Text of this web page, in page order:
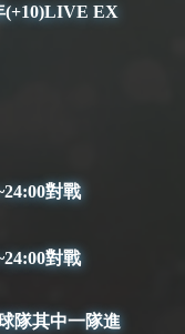
(+10)LIVE EX
對戰
對戰
隊其中一隊進